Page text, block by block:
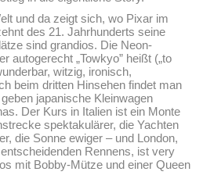
und da zeigt sich, wo Pixar im
des 21. Jahrhunderts seine
sind grandios. Die Neon-
autogerecht „Towkyo” heißt („to
witzig, ironisch,
beim dritten Hinsehen findet man
japanische Kleinwagen
Der Kurs in Italien ist ein Monte
spektakulärer, die Yachten
die Sonne ewiger – und London,
Rennens, ist very
mit Bobby-Mütze und einer Queen